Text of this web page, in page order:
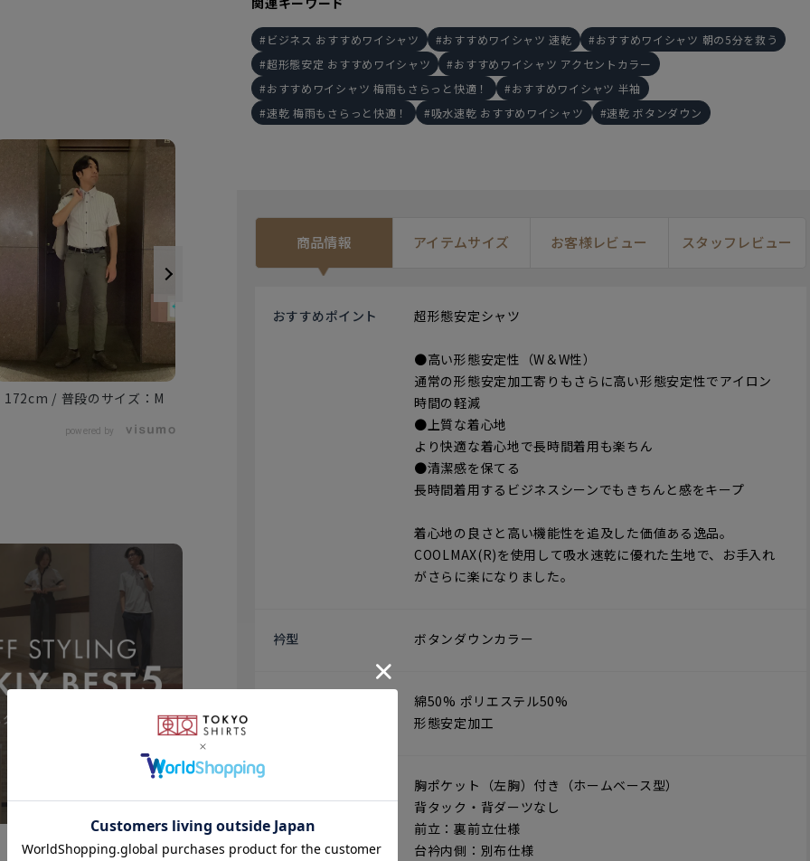
M
172cm
powered by
ビジネス おすすめワイシャツ おすすめワイシャツ 速乾
おすすめワイシャツ 朝の5分を救う
超形態安定 おすすめワイシャツ
おすすめワイシャツ アクセントカラー
おすすめワイシャツ 梅雨もさらっと快適！
おすすめワイシャツ 半袖
速乾 梅雨もさらっと快適！
吸水速乾 おすすめワイシャツ 速乾 ボタンダウン
商品情報 アイテムサイズ お客様レビュー スタッフレビュー
おすすめポイント 超形態安定シャツ
●高い形態安定性（W＆W性）
通常の形態安定加工寄りもさらに高い形態安定性でアイロン
時間の軽減
●上質な着心地
より快適な着心地で長時間着用も楽ちん
●清潔感を保てる
長時間着用するビジネスシーンでもきちんと感をキープ
着心地の良さと高い機能性を追及した価値ある逸品。
COOLMAX(R)を使用して吸水速乾に優れた生地で、お手入れ
がさらに楽になりました。
衿型 ボタンダウンカラー
綿50% ポリエステル50%
形態安定加工
胸ポケット（左胸）付き（ホームベース型）
背タック・背ダーツなし
前立：裏前立仕様
台衿内側：別布仕様